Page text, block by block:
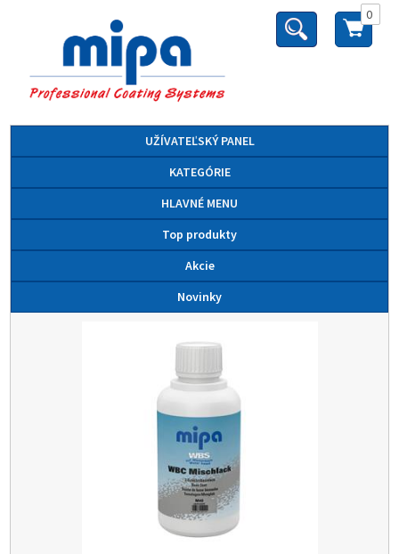
0
UŽÍVATEĽSKÝ PANEL
KATEGÓRIE
HLAVNÉ MENU
Top produkty
Akcie
Novinky